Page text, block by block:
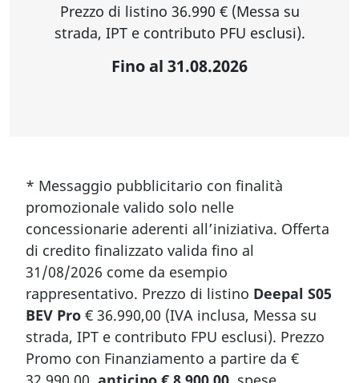
Prezzo di listino 36.990 € (Messa su
strada, IPT e contributo PFU esclusi).
Fino al 31.08.2026
* Messaggio pubblicitario con finalità
promozionale valido solo nelle
concessionarie aderenti all’iniziativa. Offerta
di credito finalizzato valida fino al
31/08/2026 come da esempio
rappresentativo. Prezzo di listino Deepal S05
BEV Pro € 36.990,00 (IVA inclusa, Messa su
strada, IPT e contributo FPU esclusi). Prezzo
Promo con Finanziamento a partire da €